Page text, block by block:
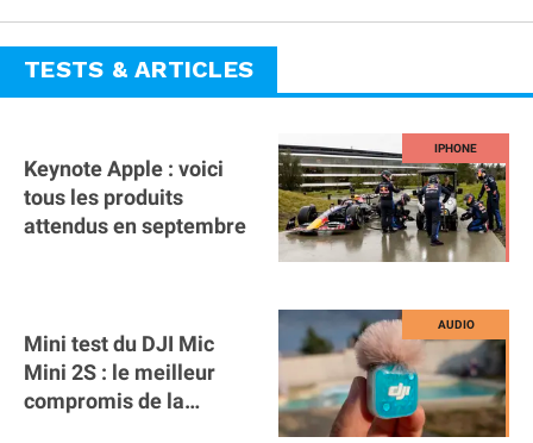
TESTS & ARTICLES
Keynote Apple : voici
tous les produits
attendus en septembre
Mini test du DJI Mic
Mini 2S : le meilleur
compromis de la